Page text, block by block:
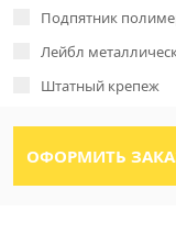
Подпятник
Лейбл
Штатный крепеж